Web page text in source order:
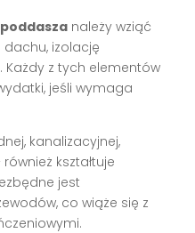
należy wziąć
izolację
z tych elementów
jeśli wymaga
kanalizacyjnej,
kształtuje
jest
co wiąże się z